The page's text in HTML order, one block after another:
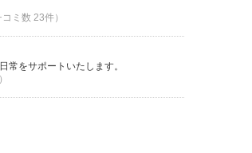
ミ数 23件）
常をサポートいたします。